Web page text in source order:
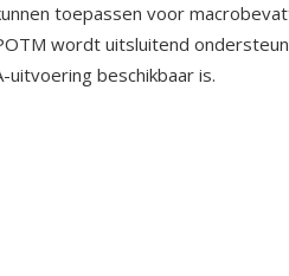
toepassen voor
wordt uitsluitend
beschikbaar is.